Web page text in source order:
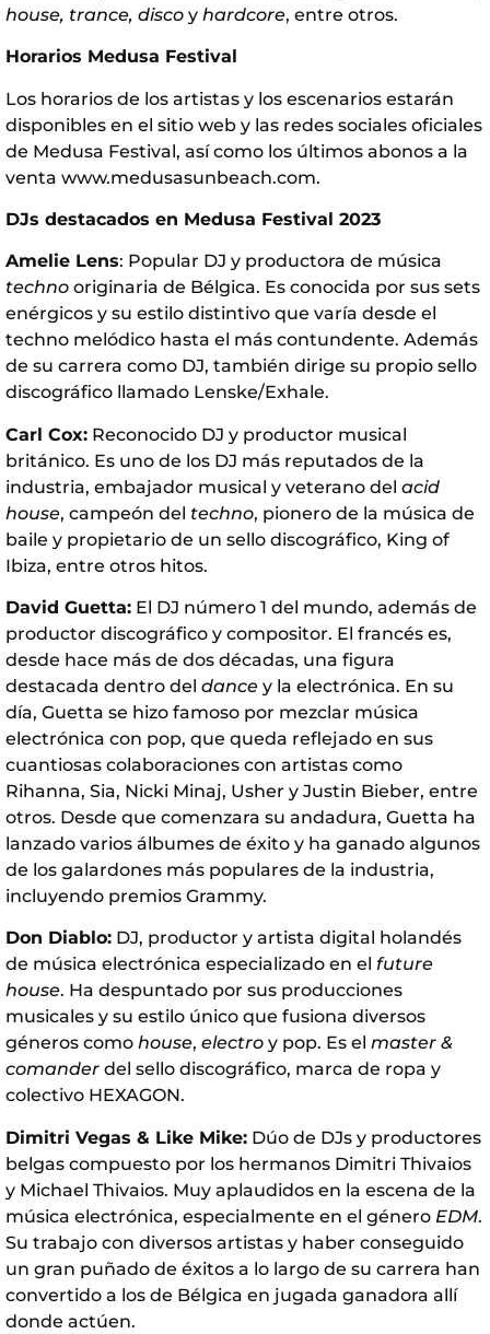
house, trance, disco y hardcore, entre otros.
Horarios Medusa Festival
Los horarios de los artistas y los escenarios estarán
disponibles en el sitio web y las redes sociales oficiales
de Medusa Festival, así como los últimos abonos a la
venta www.medusasunbeach.com.
DJs destacados en Medusa Festival 2023
Amelie Lens: Popular DJ y productora de música
techno originaria de Bélgica. Es conocida por sus sets
enérgicos y su estilo distintivo que varía desde el
techno melódico hasta el más contundente. Además
de su carrera como DJ, también dirige su propio sello
discográfico llamado Lenske/Exhale.
Carl Cox: Reconocido DJ y productor musical
británico. Es uno de los DJ más reputados de la
industria, embajador musical y veterano del acid
house, campeón del techno, pionero de la música de
baile y propietario de un sello discográfico, King of
Ibiza, entre otros hitos.
David Guetta: El DJ número 1 del mundo, además de
productor discográfico y compositor. El francés es,
desde hace más de dos décadas, una figura
destacada dentro del dance y la electrónica. En su
día, Guetta se hizo famoso por mezclar música
electrónica con pop, que queda reflejado en sus
cuantiosas colaboraciones con artistas como
Rihanna, Sia, Nicki Minaj, Usher y Justin Bieber, entre
otros. Desde que comenzara su andadura, Guetta ha
lanzado varios álbumes de éxito y ha ganado algunos
de los galardones más populares de la industria,
incluyendo premios Grammy.
Don Diablo: DJ, productor y artista digital holandés
de música electrónica especializado en el future
house. Ha despuntado por sus producciones
musicales y su estilo único que fusiona diversos
géneros como house, electro y pop. Es el master &
comander del sello discográfico, marca de ropa y
colectivo HEXAGON.
Dimitri Vegas & Like Mike: Dúo de DJs y productores
belgas compuesto por los hermanos Dimitri Thivaios
y Michael Thivaios. Muy aplaudidos en la escena de la
música electrónica, especialmente en el género EDM.
Su trabajo con diversos artistas y haber conseguido
un gran puñado de éxitos a lo largo de su carrera han
convertido a los de Bélgica en jugada ganadora allí
donde actúen.